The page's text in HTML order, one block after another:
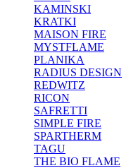
KAMINSKI
KRATKI
MAISON FIRE
MYSTFLAME
PLANIKA
RADIUS DESIGN
REDWITZ
RICON
SAFRETTI
SIMPLE FIRE
SPARTHERM
TAGU
THE BIO FLAME